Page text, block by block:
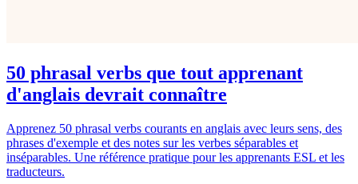
50 phrasal verbs que tout apprenant
d'anglais devrait connaître
Apprenez 50 phrasal verbs courants en anglais avec leurs sens, des
phrases d'exemple et des notes sur les verbes séparables et
inséparables. Une référence pratique pour les apprenants ESL et les
traducteurs.